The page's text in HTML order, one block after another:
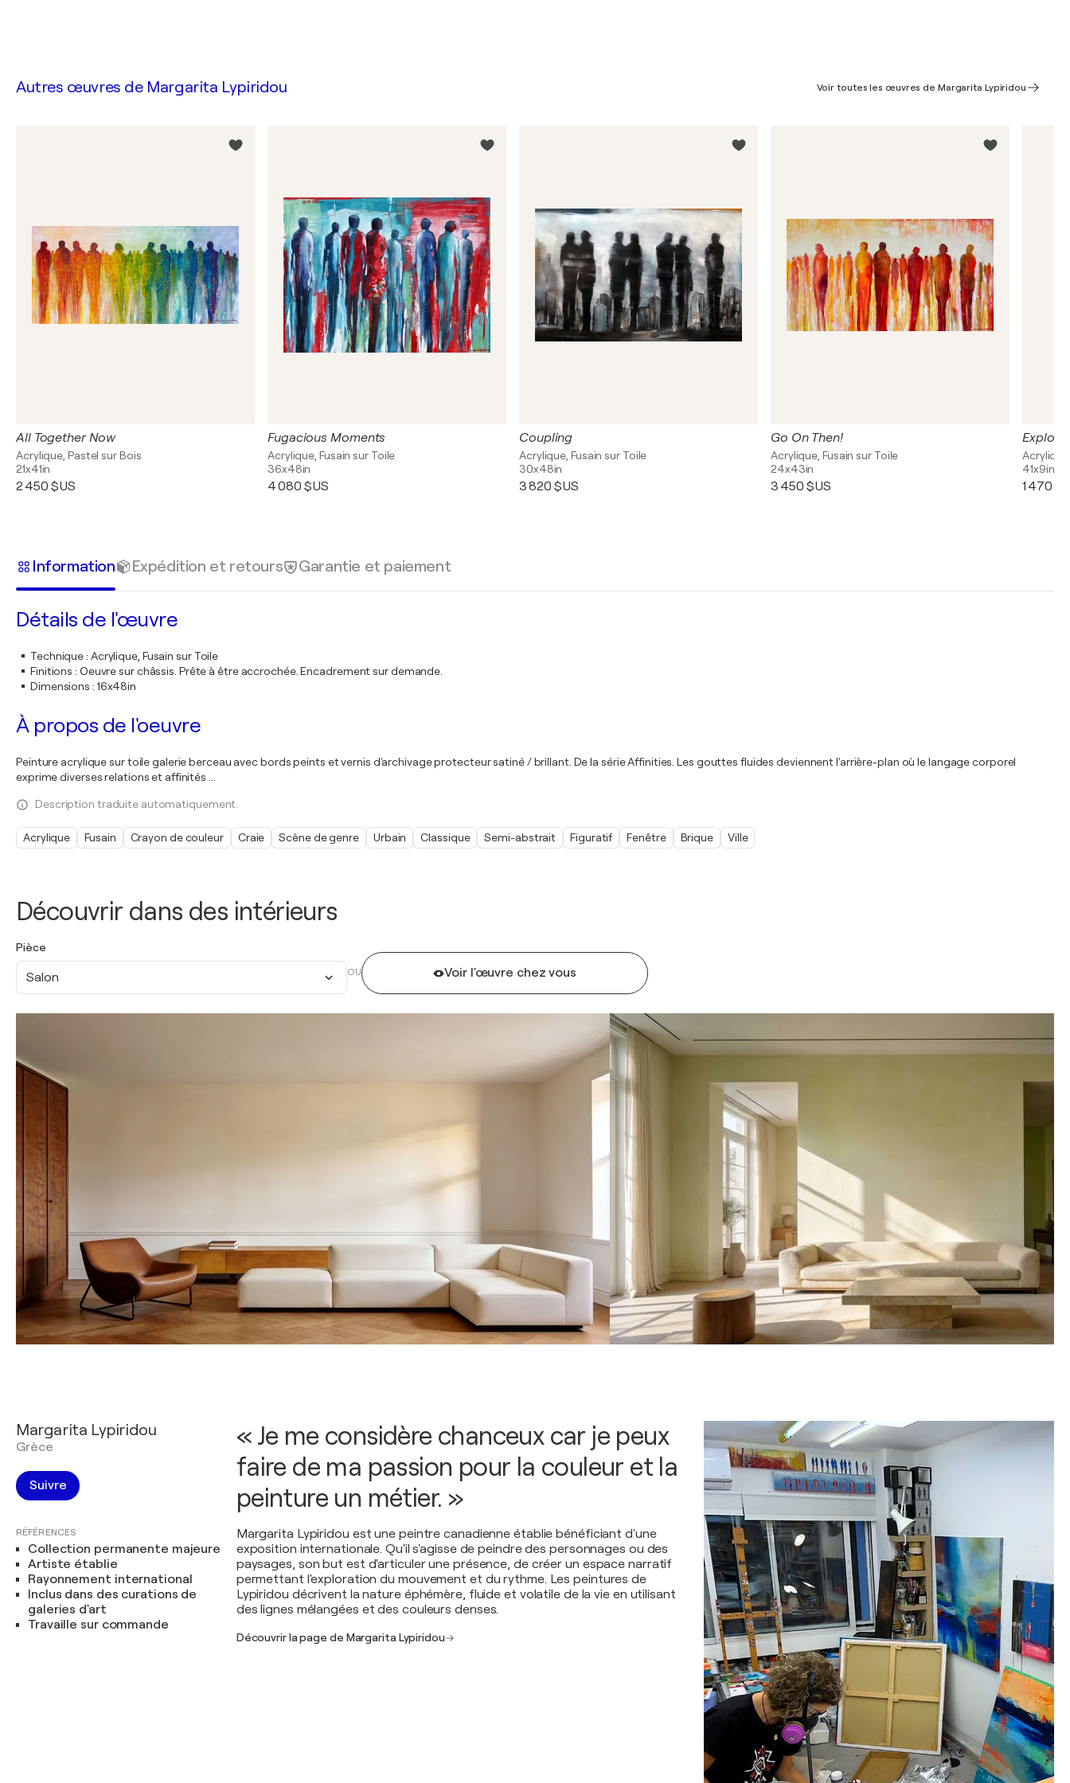
Découvrir dans des intérieurs
Pièce
Salon OU Voir l'œuvre chez vous
Autres œuvres de Margarita Lypiridou Voir toutes les œuvres de Margarita Lypiridou
All Together Now
Acrylique, Pastel sur Bois
21x41in
2 450 $US
Fugacious Moments
Acrylique, Fusain sur Toile
36x48in
4 080 $US
Coupling
Acrylique, Fusain sur Toile
30x48in
3 820 $US
Go On Then!
Acrylique, Fusain sur Toile
24x43in
3 450 $US
41x9in
1 470
Information Expédition et retours Garantie et paiement
Détails de l'œuvre
Technique: Acrylique, Fusain sur Toile
Finitions : Oeuvre sur châssis. Prête à être accrochée. Encadrement sur demande.
Dimensions : 16x48in
À propos de l'oeuvre
Peinture acrylique sur toile galerie berceau avec bords peints et vernis d'archivage protecteur satiné / brillant. De la série Affinities. Les gouttes fluides deviennent l'arrière-plan où le langage corporel
exprime diverses relations et affinités ...
Description traduite automatiquement.
Acrylique Fusain Crayon de couleur Craie Scène de genre Urbain Classique Semi-abstrait Figuratif Fenêtre Brique Ville
Margarita Lypiridou
Grèce
Suivre
RÉFÉRENCES
Collection permanente majeure
Artiste établie
Rayonnement international
Inclus dans des curations de
galeries d'art
Travaille sur commande
« Je me considère chanceux car je peux
faire de ma passion pour la couleur et la
peinture un métier. »
Margarita Lypiridou est une peintre canadienne établie bénéficiant d'une
exposition internationale. Qu'il s'agisse de peindre des personnages ou des
paysages, son but est d'articuler une présence, de créer un espace narratif
permettant l'exploration du mouvement et du rythme. Les peintures de
Lypiridou décrivent la nature éphémère, fluide et volatile de la vie en utilisant
des lignes mélangées et des couleurs denses.
Découvrir la page de Margarita Lypiridou